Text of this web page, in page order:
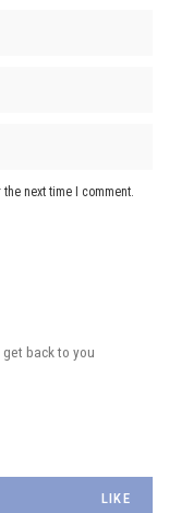
next time I comment.
get back to you
LIKE